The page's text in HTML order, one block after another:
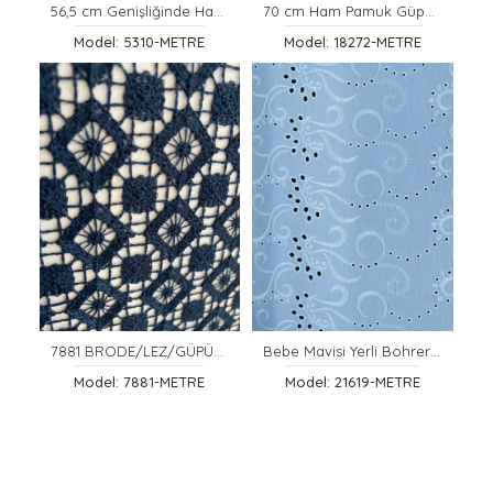
56,5 cm Genişliğinde Ham Pamuk Brode Bant
Model: 5310-METRE
70 cm Ham Pamuk Güpür Bant
Model: 18272-METRE
7881 BRODE/LEZ/GÜPÜR/POLYESTER/YERLİ/İNDİGO/135 CM
Model: 7881-METRE
Bebe Mavisi Yerli Bohrerli Brode Kumaş – Mat Polyester Vual | 130 cm
Model: 21619-METRE